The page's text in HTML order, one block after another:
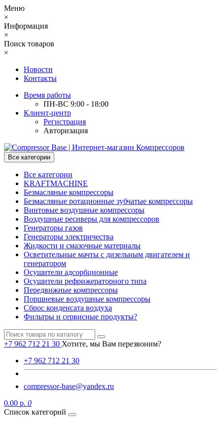
Меню
×
Информация
×
Поиск товаров
×
Новости
Контакты
Время работы
ПН-ВС 9:00 - 18:00
Клиент-центр
Регистрация
Авторизация
Все категории
Все категории
KRAFTMACHINE
Безмасляные компрессоры
Безмасляные ротационные зубчатые компрессоры
Винтовые воздушные компрессоры
Воздушные ресиверы для компрессоров
Генераторы газов
Генераторы электричества
Жидкости и смазочные материалы
Осветительные мачты с дизельным двигателем и
генератором
Осушители адсорбционные
Осушители рефрижераторного типа
Передвижные компрессоры
Поршневые воздушные компрессоры
Сброс конденсата воздуха
Фильтры и сервисные продукты?
+7 962 712 21 30 Хотите, мы Вам перезвоним?
+7 962 712 21 30
compressor-base@yandex.ru
0.00 р. 0
Список категорий